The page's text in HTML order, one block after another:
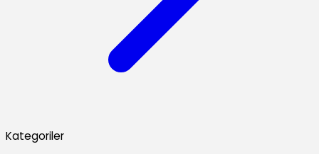
Kategoriler